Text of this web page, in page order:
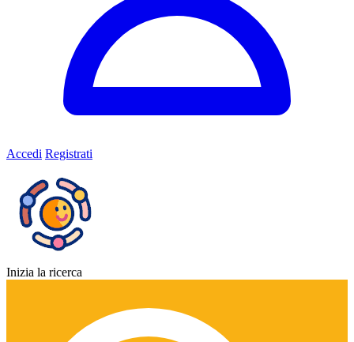
Accedi Registrati
Inizia la ricerca